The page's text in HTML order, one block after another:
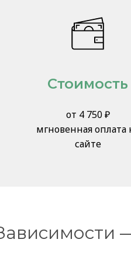
Стоимость
от 4 750 ₽
мгновенная оплата
сайте